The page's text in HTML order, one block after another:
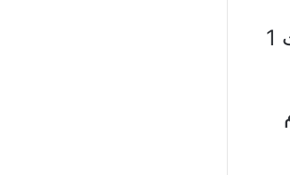
مجال الوقاية و التصدي للحرائق دار لقاء متميز صبيحة هذا اليوم السبت 1